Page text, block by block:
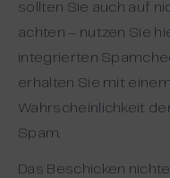
sollten Sie auch auf
achten – nutzen Sie
integrierten
erhalten Sie mit
Wahrscheinlichkeit
Spam.
Das Beschicken